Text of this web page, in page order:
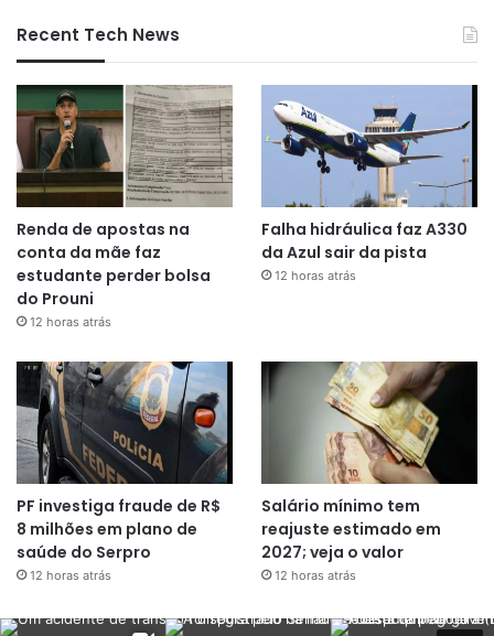
Recent Tech News
Renda de apostas na
conta da mãe faz
estudante perder bolsa
do Prouni
12 horas atrás
Falha hidráulica faz A330
da Azul sair da pista
12 horas atrás
PF investiga fraude de R$
8 milhões em plano de
saúde do Serpro
12 horas atrás
Salário mínimo tem
reajuste estimado em
2027; veja o valor
12 horas atrás